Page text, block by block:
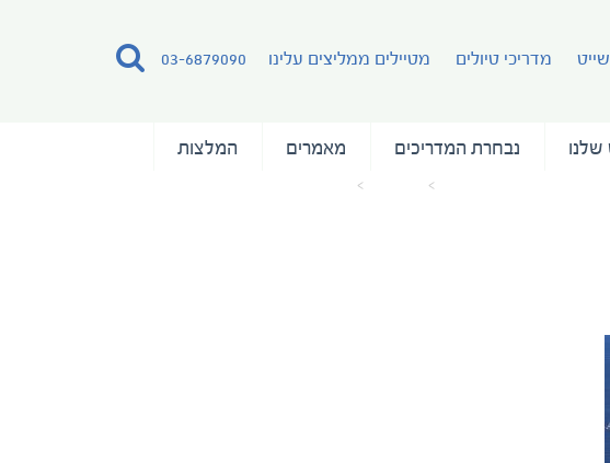
03-6879090 מדריכי טיולים מטיילים ממליצים עלינו
שלנו נבחרת המדריכים מאמרים המלצות